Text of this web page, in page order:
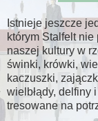
Istnieje jeszcze
którym Stalfelt
naszej kultury w
świnki, krówki,
kaczuszki,
wielbłądy, delfiny
tresowane na